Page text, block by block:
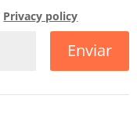
Privacy policy
Enviar